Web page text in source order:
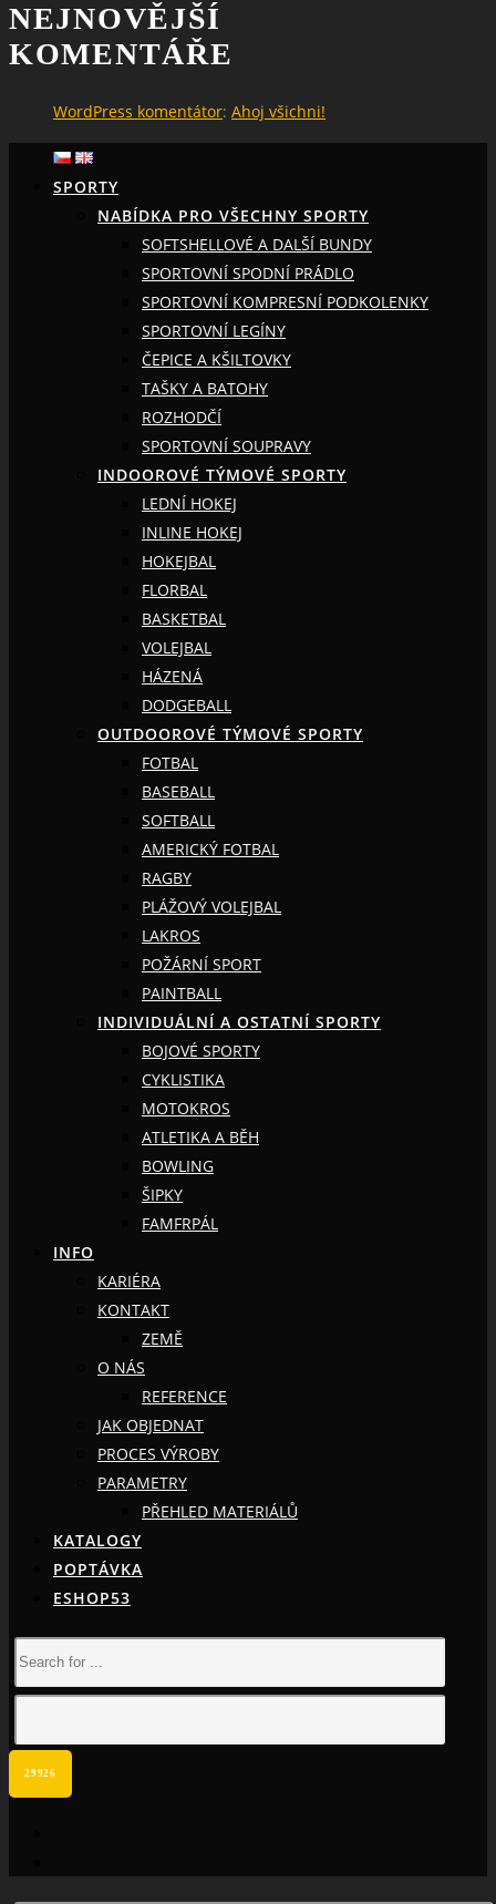
NEJNOVĚJŠÍ
KOMENTÁŘE
WordPress komentátor: Ahoj všichni!
SPORTY
NABÍDKA PRO VŠECHNY SPORTY
SOFTSHELLOVÉ A DALŠÍ BUNDY
SPORTOVNÍ SPODNÍ PRÁDLO
SPORTOVNÍ KOMPRESNÍ PODKOLENKY
SPORTOVNÍ LEGÍNY
ČEPICE A KŠILTOVKY
TAŠKY A BATOHY
ROZHODČÍ
SPORTOVNÍ SOUPRAVY
INDOOROVÉ TÝMOVÉ SPORTY
LEDNÍ HOKEJ
INLINE HOKEJ
HOKEJBAL
FLORBAL
BASKETBAL
VOLEJBAL
HÁZENÁ
DODGEBALL
OUTDOOROVÉ TÝMOVÉ SPORTY
FOTBAL
BASEBALL
SOFTBALL
AMERICKÝ FOTBAL
RAGBY
PLÁŽOVÝ VOLEJBAL
LAKROS
POŽÁRNÍ SPORT
PAINTBALL
INDIVIDUÁLNÍ A OSTATNÍ SPORTY
BOJOVÉ SPORTY
CYKLISTIKA
MOTOKROS
ATLETIKA A BĚH
BOWLING
ŠIPKY
FAMFRPÁL
INFO
KARIÉRA
KONTAKT
ZEMĚ
O NÁS
REFERENCE
JAK OBJEDNAT
PROCES VÝROBY
PARAMETRY
PŘEHLED MATERIÁLŮ
KATALOGY
POPTÁVKA
ESHOP53